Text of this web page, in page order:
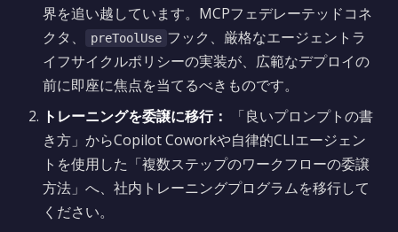
界を追い越しています。MCPフェデレーテッドコネ
クタ、
preToolUse フック、厳格なエージェントラ
イフサイクルポリシーの実装が、広範なデプロイの
前に即座に焦点を当てるべきものです。
トレーニングを委譲に移行：
「良いプロンプトの書
き方」からCopilot Coworkや自律的CLIエージェン
トを使用した「複数ステップのワークフローの委譲
方法」へ、社内トレーニングプログラムを移行して
ください。